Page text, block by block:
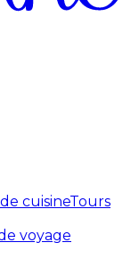
cuisineTours
voyage